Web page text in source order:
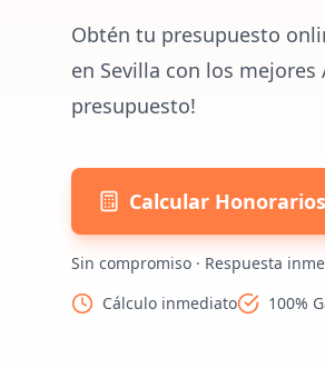
Obtén tu presupuesto
en Sevilla con los
presupuesto!
Calcular Honorarios
Sin compromiso · Respuesta
Cálculo inmediato
100%